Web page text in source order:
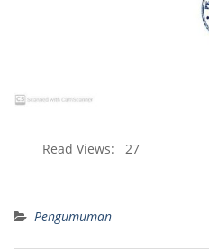
Read Views: 27
Pengumuman